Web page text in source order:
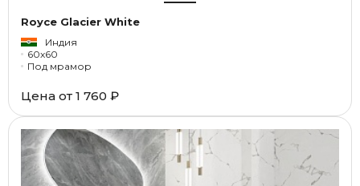
Royce Glacier White
Индия
60x60
Под мрамор
Цена от 1 760 ₽